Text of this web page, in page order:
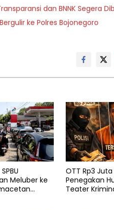
dan BNNK Segera
ke Polres Bojonegoro
Meluber ke
OTT Rp3
Penegakan
Teater